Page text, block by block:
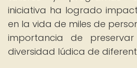
iniciativa ha logrado
en la vida de miles de
importancia de
diversidad lúdica de